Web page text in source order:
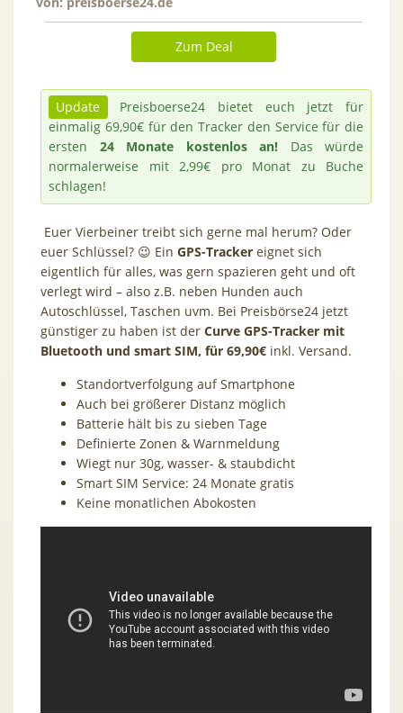
Zum Deal
Update
Preisboerse24 bietet euch jetzt für
einmalig 69,90€ für den Tracker den Service für die
ersten 24 Monate kostenlos an! Das würde
normalerweise mit 2,99€ pro Monat zu Buche
schlagen!
Euer Vierbeiner treibt sich gerne mal herum? Oder
euer Schlüssel? 😉 Ein GPS-Tracker eignet sich
eigentlich für alles, was gern spazieren geht und oft
verlegt wird – also z.B. neben Hunden auch
Autoschlüssel, Taschen uvm. Bei Preisbörse24 jetzt
günstiger zu haben ist der Curve GPS-Tracker mit
Bluetooth und smart SIM, für 69,90€ inkl. Versand.
Standortverfolgung auf Smartphone
Auch bei größerer Distanz möglich
Batterie hält bis zu sieben Tage
Definierte Zonen & Warnmeldung
Wiegt nur 30g, wasser- & staubdicht
Smart SIM Service: 24 Monate gratis
Keine monatlichen Abokosten